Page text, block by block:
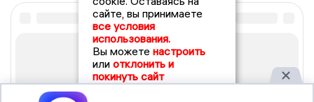
сайте, вы принимаете
все условия
использования.
Вы можете настроить
или отклонить и
покинуть сайт